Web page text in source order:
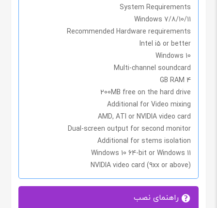
System Requirements
Windows 7/8/10/11
Recommended Hardware requirements
Intel i5 or better
Windows 10
Multi-channel soundcard
4 GB RAM
200MB free on the hard drive
Additional for Video mixing
AMD, ATI or NVIDIA video card
Dual-screen output for second monitor
Additional for stems isolation
Windows 10 64-bit or Windows 11
NVIDIA video card (9xx or above)
راهنمای نصب